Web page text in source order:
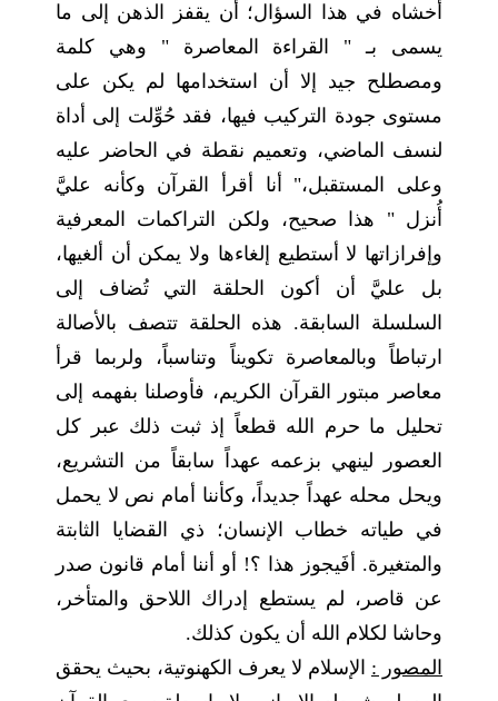
أخشاه في هذا السؤال؛ أن يقفز الذهن إلى ما
يسمى بـ " القراءة المعاصرة " وهي كلمة
ومصطلح جيد إلا أن استخدامها لم يكن على
مستوى جودة التركيب فيها، فقد حُوِّلت إلى أداة
لنسف الماضي، وتعميم نقطة في الحاضر عليه
وعلى المستقبل،" أنا أقرأ القرآن وكأنه عليَّ
أُنزل " هذا صحيح، ولكن التراكمات المعرفية
وإفرازاتها لا أستطيع إلغاءها ولا يمكن أن ألغيها،
بل عليَّ أن أكون الحلقة التي تُضاف إلى
السلسلة السابقة. هذه الحلقة تتصف بالأصالة
ارتباطاً وبالمعاصرة تكويناً وتناسباً، ولربما قرأ
معاصر مبتور القرآن الكريم، فأوصلنا بفهمه إلى
تحليل ما حرم الله قطعاً إذ ثبت ذلك عبر كل
العصور لينهي بزعمه عهداً سابقاً من التشريع،
ويحل محله عهداً جديداً، وكأننا أمام نص لا يحمل
في طياته خطاب الإنسان؛ ذي القضايا الثابتة
والمتغيرة. أفَيجوز هذا ؟! أو أننا أمام قانون صدر
عن قاصر، لم يستطع إدراك اللاحق والمتأخر،
وحاشا لكلام الله أن يكون كذلك.
المصور : الإسلام لا يعرف الكهنوتية، بحيث يحقق